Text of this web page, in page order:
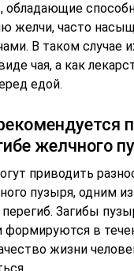
обладающие
желчи, часто
В таком случае
чая, а как
едой.
желчного
приводить
пузыря, одним
перегиб. Загибы
в
жизни